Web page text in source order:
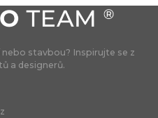
stavbou? Inspirujte se z
a designerů.